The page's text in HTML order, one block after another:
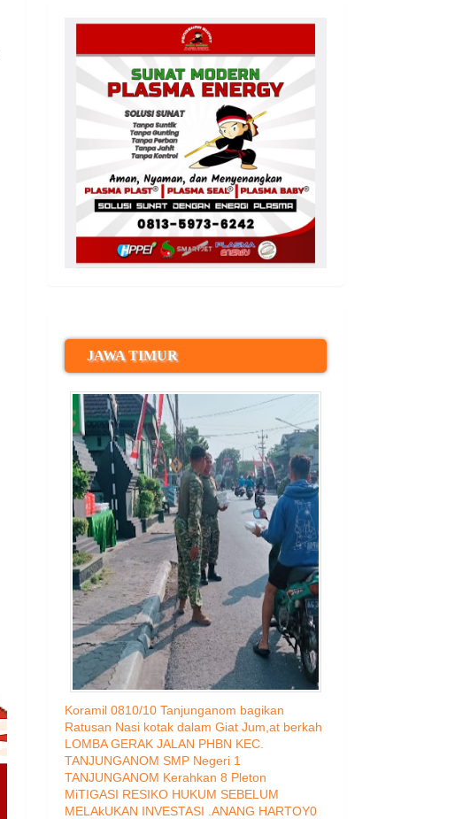
JAWA TIMUR
Koramil 0810/10 Tanjunganom bagikan
Ratusan Nasi kotak dalam Giat Jum,at berkah
LOMBA GERAK JALAN PHBN KEC.
TANJUNGANOM SMP Negeri 1
TANJUNGANOM Kerahkan 8 Pleton
MiTIGASI RESIKO HUKUM SEBELUM
MELAkUKAN INVESTASI .ANANG HARTOY0